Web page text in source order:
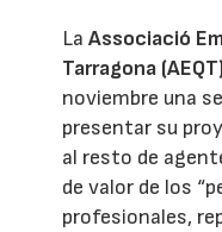
LaAssociació
Tarragona
noviembre una
presentar su
al resto de
de valor de los
profesionales,